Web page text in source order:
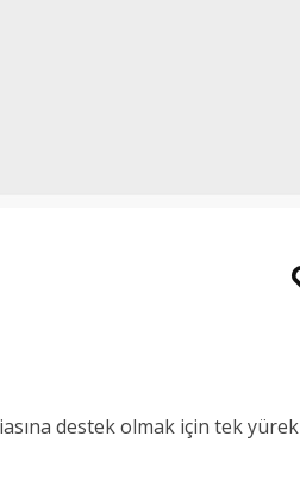
destek olmak için tek yürek